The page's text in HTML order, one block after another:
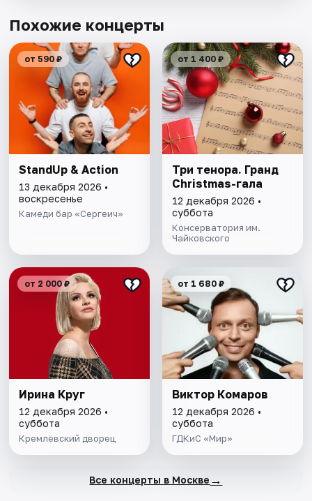
Похожие концерты
от 590 ₽
StandUp & Action
13 декабря 2026 •
воскресенье
Камеди бар «Сергеич»
от 1 400 ₽
Три тенора. Гранд
Christmas-гала
12 декабря 2026 •
суббота
Консерватория им.
Чайковского
от 2 000 ₽
Ирина Круг
12 декабря 2026 •
суббота
Кремлёвский дворец
от 1 680 ₽
Виктор Комаров
12 декабря 2026 •
суббота
ГДКиС «Мир»
Все концерты в Москве →